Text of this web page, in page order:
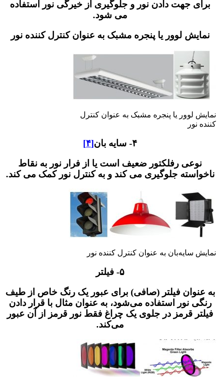
جهت دادن نور و جلوگیری از خیرگی نور استفاده
می شود.
لوور یا پنجره مشبک به عنوان کنترل کننده نور
یا پنجره مشبک به عنوان کنترل
[۴]
رفلکتور ضعیف است یا از فرار نور به نقاط
جلوگیری می کند و به کنترل نور کمک می کند.
به عنوان کنترل کننده نور
فیلتر (صافی) برای عبور یک رنگ خاص از طیف
نور استفاده می‌شود، به عنوان مثال با قرار دادن
قرمز در جلوی یک چراغ فقط نور قرمز از آن عبور
می‌کند.